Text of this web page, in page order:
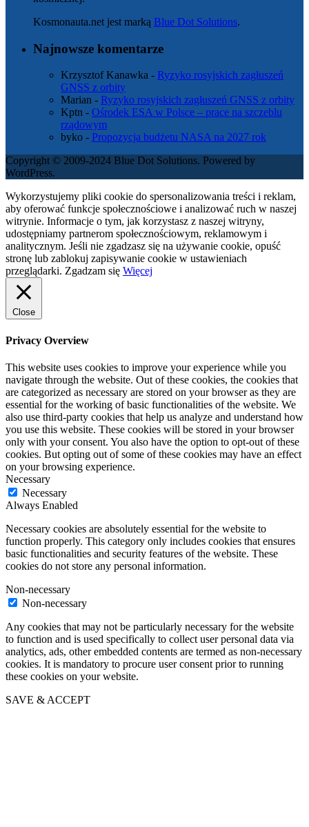
Kosmonauta.net jest marką Blue Dot Solutions.
Najnowsze komentarze
Krzysztof Kanawka - Ryzyko rosyjskich zagłuszeń
GNSS z orbity
Marian - Ryzyko rosyjskich zagłuszeń GNSS z orbity
Kptn - Ośrodek ESA w Polsce – prace na szczeblu
rządowym
byko - Propozycja budżetu NASA na 2027 rok
Copyright © 2009-2024 Blue Dot Solutions. Powered by
WordPress.
Wykorzystujemy pliki cookie do spersonalizowania treści i reklam,
aby oferować funkcje społecznościowe i analizować ruch w naszej
witrynie. Informacje o tym, jak korzystasz z naszej witryny,
udostępniamy partnerom społecznościowym, reklamowym i
analitycznym. Jeśli nie zgadzasz się na używanie cookie, opuść
stronę lub zablokuj zapisywanie cookie w ustawieniach
przeglądarki. Zgadzam się Więcej
Close
Privacy Overview
This website uses cookies to improve your experience while you
navigate through the website. Out of these cookies, the cookies that
are categorized as necessary are stored on your browser as they are
essential for the working of basic functionalities of the website. We
also use third-party cookies that help us analyze and understand how
you use this website. These cookies will be stored in your browser
only with your consent. You also have the option to opt-out of these
cookies. But opting out of some of these cookies may have an effect
on your browsing experience.
Necessary
Necessary
Always Enabled
Necessary cookies are absolutely essential for the website to
function properly. This category only includes cookies that ensures
basic functionalities and security features of the website. These
cookies do not store any personal information.
Non-necessary
Non-necessary
Any cookies that may not be particularly necessary for the website
to function and is used specifically to collect user personal data via
analytics, ads, other embedded contents are termed as non-necessary
cookies. It is mandatory to procure user consent prior to running
these cookies on your website.
SAVE & ACCEPT